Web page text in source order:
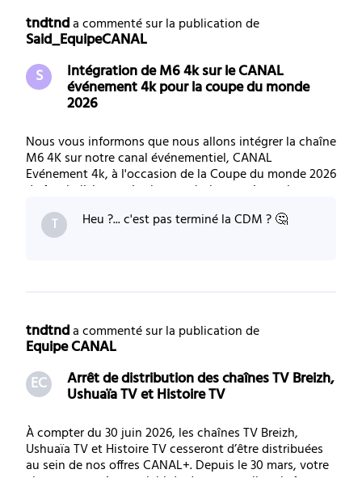
tndtnd a commenté sur la publication de
Said_EquipeCANAL
S
Intégration de M6 4k sur le CANAL
événement 4k pour la coupe du monde
2026
Nous vous informons que nous allons intégrer la chaîne
M6 4K sur notre canal événementiel, CANAL
Evénement 4k, à l'occasion de la Coupe du monde 2026
de football. Les opérations techniques nécessaires sont
en cours afin de garantir la mise à disposition de ce flux
dès le jour J du démarrage de la co
T Heu ?... c'est pas terminé la CDM ? 🤔
tndtnd a commenté sur la publication de
Equipe CANAL
EC
Arrêt de distribution des chaînes TV Breizh,
Ushuaïa TV et Histoire TV
À compter du 30 juin 2026, les chaînes TV Breizh,
Ushuaïa TV et Histoire TV cesseront d’être distribuées
au sein de nos offres CANAL+. Depuis le 30 mars, votre